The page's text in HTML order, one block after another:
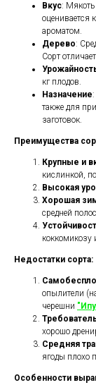
Вкус: Мякоть
оценивается
ароматом.
Дерево:
Сорт
кг плодов.
Назначение
также для
заготовок.
Преимущества
Крупные и
кислинкой,
Высокая
Хорошая
средней
Недостатки сорта:
опылители
черешни
хорошо
Средняя
ягоды плохо
Особенности